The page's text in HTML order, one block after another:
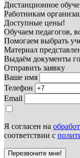
Дистанционное
Работникам
Доступные цены!
Обучаем педагогов,
Помогаем выбрать
Материал
Выдаём документы
Отправить заявку
Ваше имя
Телефон
Email
Я согласен на
соответствии с
Перезвоните мне!